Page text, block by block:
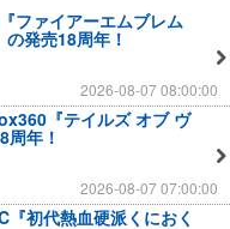
ファイアーエムブレム
発売18周年！
2026-08-07 08:00:00
『テイルズ オブ ヴ
周年！
2026-08-07 07:00:00
『初代熱血硬派くにおく